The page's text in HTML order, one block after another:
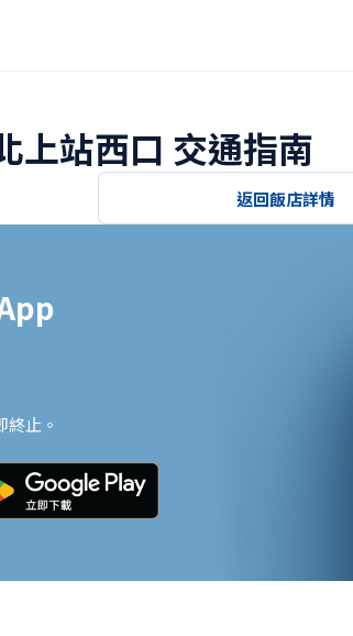
上站西口 交通指南
返回飯店詳情
止。